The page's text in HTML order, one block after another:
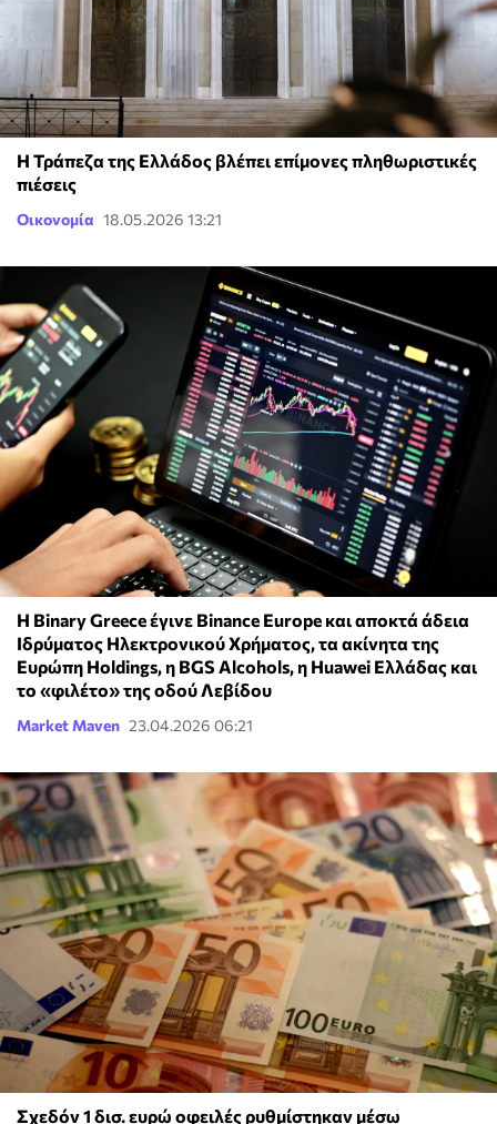
Η Τράπεζα της Ελλάδος βλέπει επίμονες πληθωριστικές
πιέσεις
Οικονομία 18.05.2026 13:21
Η Binary Greece έγινε Binance Europe και αποκτά άδεια
Ιδρύματος Ηλεκτρονικού Χρήματος, τα ακίνητα της
Ευρώπη Holdings, η BGS Alcohols, η Huawei Ελλάδας και
το «φιλέτο» της οδού Λεβίδου
Market Maven 23.04.2026 06:21
Σχεδόν 1 δισ. ευρώ οφειλές ρυθμίστηκαν μέσω